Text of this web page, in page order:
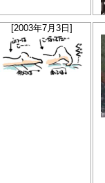
[2003年7月3日]